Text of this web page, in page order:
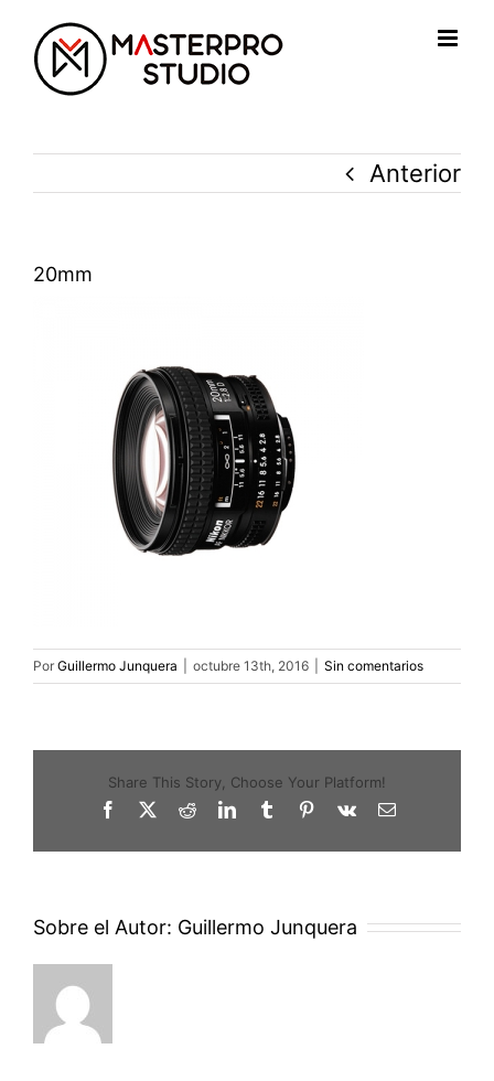
Saltar
contenido
Anterior
20mm
Por Guillermo Junquera octubre 13th, 2016 Sin comentarios
Share This Story, Choose Your Platform!
Facebook
X RedditLinkedInTumblrPinterest
Vk
Correo
Sobre el Autor: Guillermo Junquera